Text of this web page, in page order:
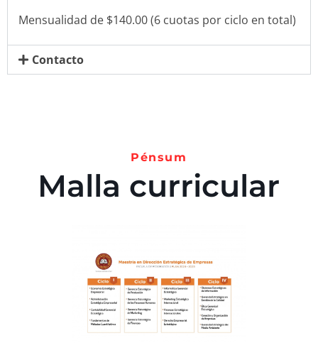
Mensualidad de $140.00 (6 cuotas por ciclo en total)
Contacto
Pénsum
Malla curricular